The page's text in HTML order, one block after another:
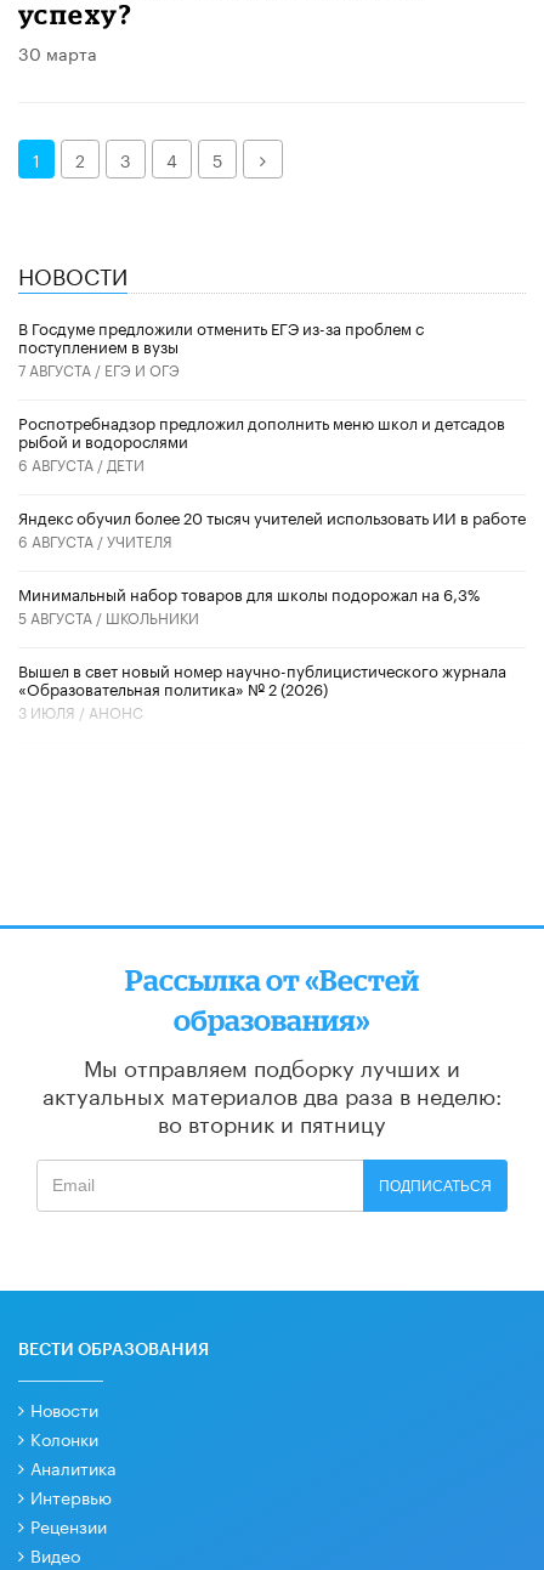
успеху?
30 марта
1 2 3 4 5 Далее
НОВОСТИ
В Госдуме предложили отменить ЕГЭ из-за проблем с
поступлением в вузы
7 АВГУСТА / ЕГЭ И ОГЭ
Роспотребнадзор предложил дополнить меню школ и детсадов
рыбой и водорослями
6 АВГУСТА / ДЕТИ
​Яндекс обучил более 20 тысяч учителей использовать ИИ в работе
6 АВГУСТА /УЧИТЕЛЯ
Минимальный набор товаров для школы подорожал на 6,3%
5 АВГУСТА / ШКОЛЬНИКИ
Вышел в свет новый номер научно-публицистического журнала
«Образовательная политика» № 2 (2026)
3 ИЮЛЯ / АНОНС
Рассылка от «Вестей
образования»
Мы отправляем подборку лучших и
актуальных материалов два раза в неделю:
во вторник и пятницу
ПОДПИСАТЬСЯ
ВЕСТИ ОБРАЗОВАНИЯ
Новости
Колонки
Аналитика
Интервью
Рецензии
Видео